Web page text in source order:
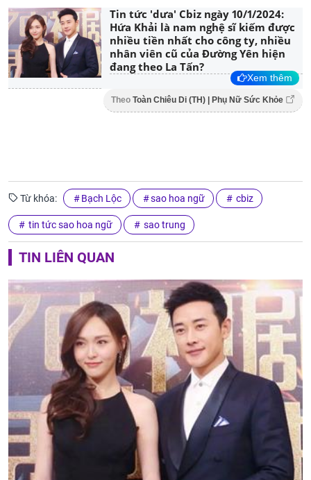
Tin tức 'dưa' Cbiz ngày 10/1/2024:
Hứa Khải là nam nghệ sĩ kiếm được
nhiều tiền nhất cho công ty, nhiều
nhân viên cũ của Đường Yên hiện
đang theo La Tấn?
Xem thêm
Theo Toàn Chiêu Di (TH) | Phụ Nữ Sức Khỏe
Từ khóa: Bạch Lộc sao hoa ngữ cbiz
tin tức sao hoa ngữ sao trung
TIN LIÊN QUAN